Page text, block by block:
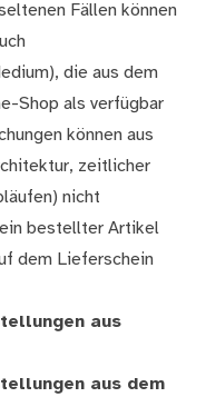
Fällen können
die aus dem
Shop als verfügbar
können aus
zeitlicher
nicht
bestellter Artikel
dem Lieferschein
aus
aus dem